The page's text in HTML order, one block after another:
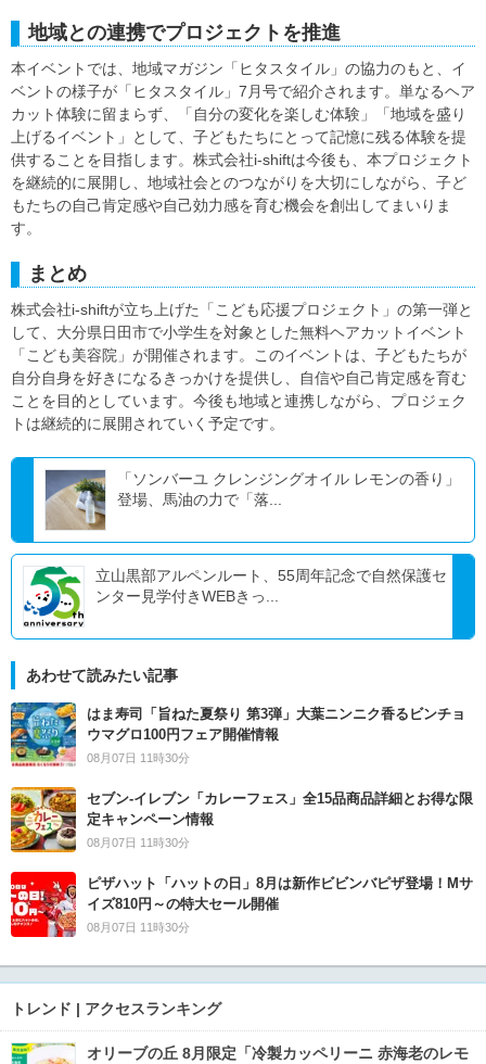
地域との連携でプロジェクトを推進
本イベントでは、地域マガジン「ヒタスタイル」の協力のもと、イ
ベントの様子が「ヒタスタイル」7月号で紹介されます。単なるヘア
カット体験に留まらず、「自分の変化を楽しむ体験」「地域を盛り
上げるイベント」として、子どもたちにとって記憶に残る体験を提
供することを目指します。株式会社i-shiftは今後も、本プロジェクト
を継続的に展開し、地域社会とのつながりを大切にしながら、子ど
もたちの自己肯定感や自己効力感を育む機会を創出してまいりま
す。
まとめ
株式会社i-shiftが立ち上げた「こども応援プロジェクト」の第一弾と
して、大分県日田市で小学生を対象とした無料ヘアカットイベント
「こども美容院」が開催されます。このイベントは、子どもたちが
自分自身を好きになるきっかけを提供し、自信や自己肯定感を育む
ことを目的としています。今後も地域と連携しながら、プロジェク
トは継続的に展開されていく予定です。
「ソンバーユ クレンジングオイル レモンの香り」
登場、馬油の力で「落...
立山黒部アルペンルート、55周年記念で自然保護セ
ンター見学付きWEBきっ...
あわせて読みたい記事
はま寿司「旨ねた夏祭り 第3弾」大葉ニンニク香るビンチョ
ウマグロ100円フェア開催情報
08月07日 11時30分
セブン‐イレブン「カレーフェス」全15品商品詳細とお得な限
定キャンペーン情報
08月07日 11時30分
ピザハット「ハットの日」8月は新作ビビンバピザ登場！Mサ
イズ810円～の特大セール開催
08月07日 11時30分
トレンド | アクセスランキング
オリーブの丘 8月限定「冷製カッペリーニ 赤海老のレモ